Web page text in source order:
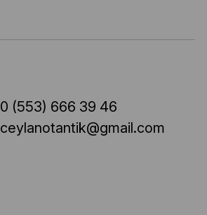
0 (553) 666 39 46
ceylanotantik@gmail.com